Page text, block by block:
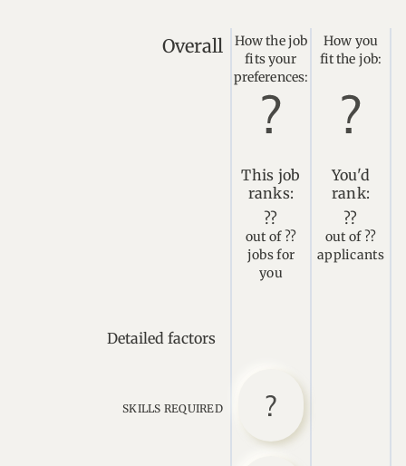
Overall
How the job
fits your
preferences:
How you
fit the job:
This job
ranks:
??
out of ??
jobs for
you
You'd
rank:
??
out of ??
applicants
Detailed factors
SKILLS REQUIRED